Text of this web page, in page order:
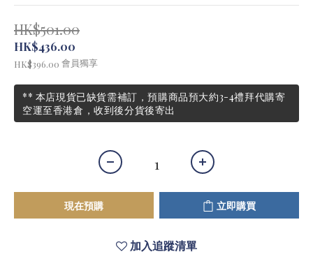
HK$501.00
HK$436.00
HK$396.00 會員獨享
** 本店現貨已缺貨需補訂，預購商品預大約3-4禮拜代購寄
空運至香港倉，收到後分貨後寄出
現在預購 立即購買
加入追蹤清單